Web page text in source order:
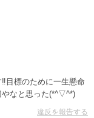
目標のために一生懸命
やなと思った(*^▽^*)
違反を報告する